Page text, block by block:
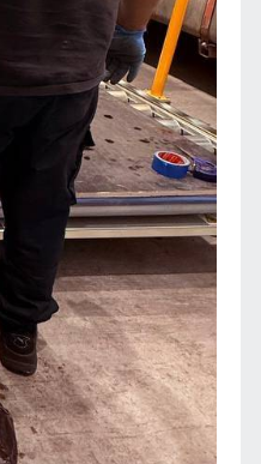
Регулаторната комисия за
съобщенията иска проверка на
"Еконт" от Комисията за
потребителите заради нови цени
03.08.2026г.
Радев за инцидента с евреите в
Банско: Нека чуждестранните
политици се запознаят с фактите,
преди да коментират
София-област 06.08.2026г.